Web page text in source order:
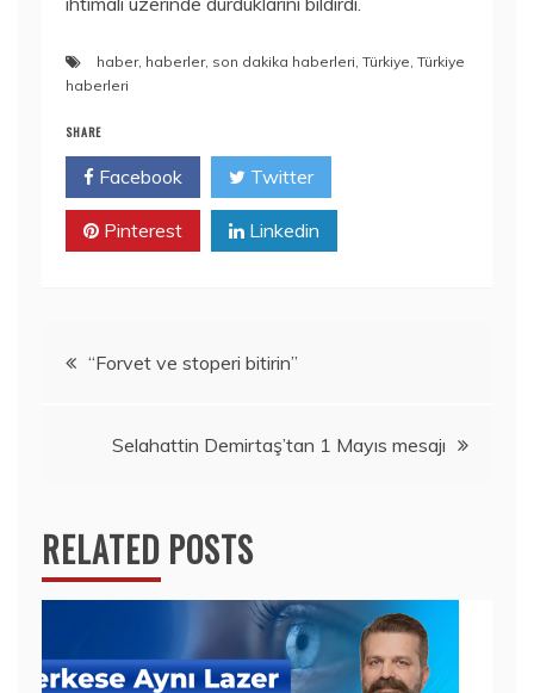
haber, haberler, son dakika haberleri, Türkiye, Türkiye
haberleri
SHARE
Facebook Twitter
Pinterest Linkedin
Yazı“Forvet ve stoperi bitirin”
Selahattin Demirtaş’tan 1 Mayıs mesajı
RELATED POSTS